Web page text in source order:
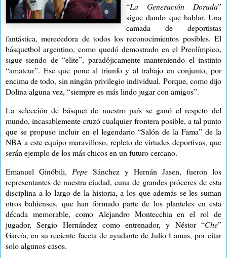
“La Generación Dorada”
sigue dando que hablar. Una
camada de deportistas
fantástica, merecedora de todos los reconocimientos posibles. El
básquetbol argentino, como quedó demostrado en el Preolímpico,
sigue siendo de “elite”, paradójicamente manteniendo el instinto
“amateur”. Ese que pone al triunfo y al trabajo en conjunto, por
encima de todo, sin ningún privilegio individual. Porque, como dijo
Dolina alguna vez, “siempre es más lindo jugar con amigos”.
La selección de básquet de nuestro país se ganó el respeto del
mundo, incasablemente cruzó cualquier frontera posible, a tal punto
que se propuso incluir en el legendario “Salón de la Fama” de la
NBA a este equipo maravilloso, repleto de virtudes deportivas, que
serán ejemplo de los más chicos en un futuro cercano.
Emanuel Ginóbili, Pepe Sánchez y Hernán Jasen, fueron los
representantes de nuestra ciudad, cuna de grandes próceres de esta
disciplina a lo largo de la historia, a los que además se les suman
otros bahienses, que han formado parte de los planteles en esta
década memorable, como Alejandro Montecchia en el rol de
jugador, Sergio Hernández como entrenador, y Néstor “Che”
García, en su reciente faceta de ayudante de Julio Lamas, por citar
solo algunos casos.